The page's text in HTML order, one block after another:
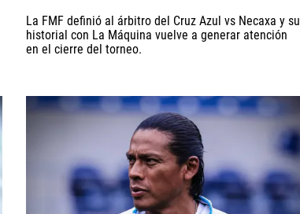
La FMF definió al árbitro del Cruz Azul vs Necaxa y su
historial con La Máquina vuelve a generar atención
en el cierre del torneo.